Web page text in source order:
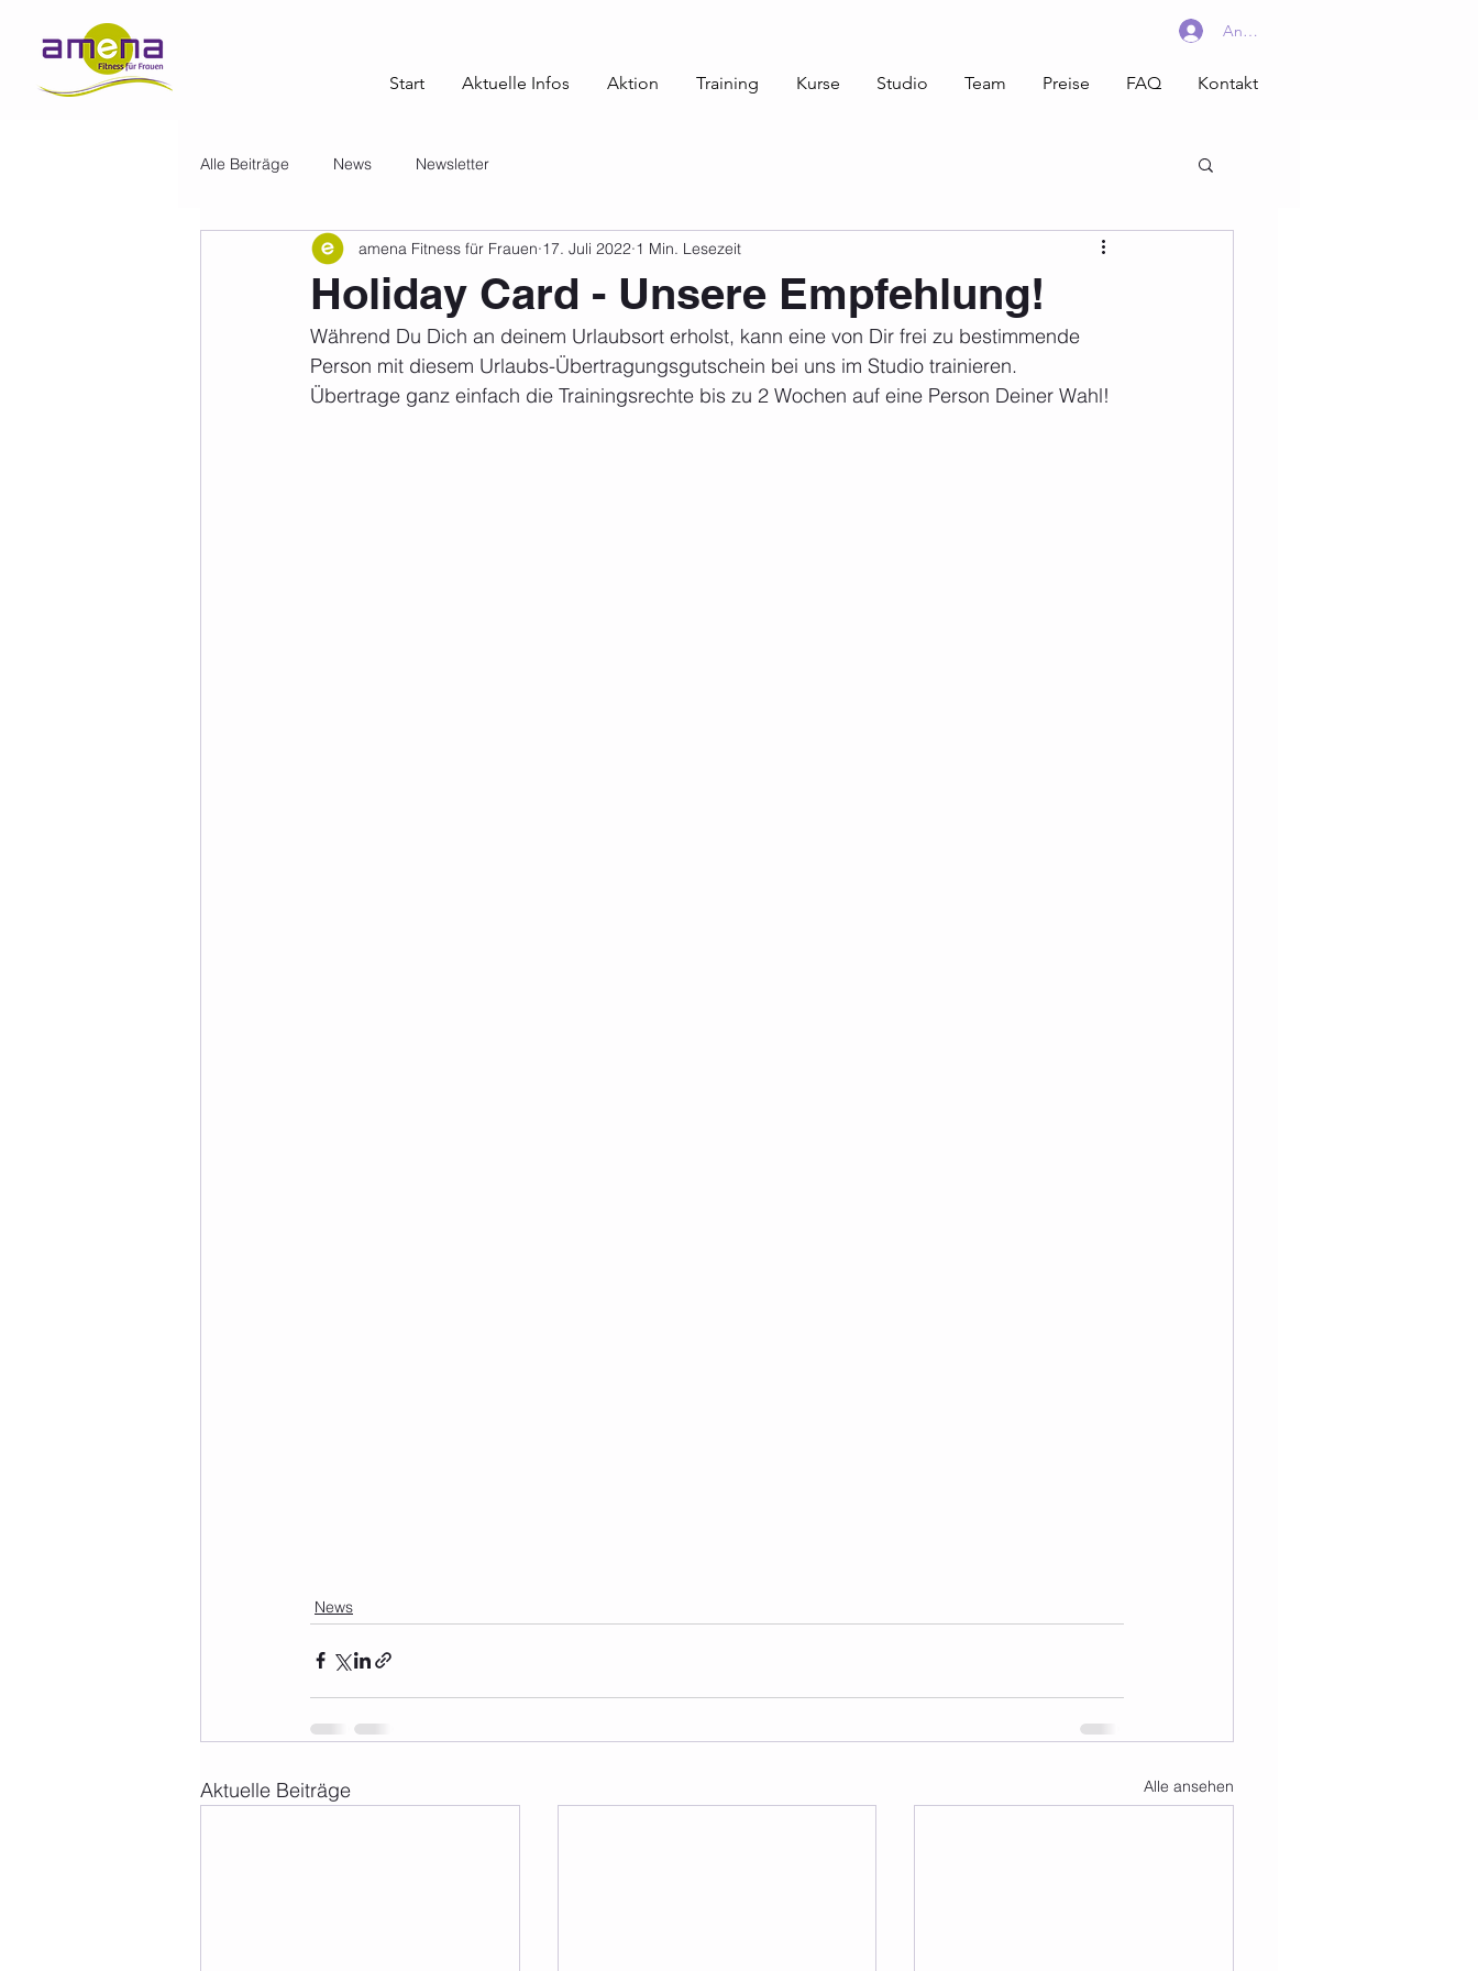
Anmelden
Start Aktuelle Infos Aktion Training Kurse Studio Team Preise FAQ Kontakt
Alle Beiträge News Newsletter
Holiday Card - Unsere Empfehlung!
amena Fitness für Frauen 17. Juli 2022 1 Min. Lesezeit
Während Du Dich an deinem Urlaubsort erholst, kann eine von Dir frei zu bestimmende
Person mit diesem Urlaubs-Übertragungsgutschein bei uns im Studio trainieren.
Übertrage ganz einfach die Trainingsrechte bis zu 2 Wochen auf eine Person Deiner Wahl!
News
Aktuelle Beiträge Alle ansehen